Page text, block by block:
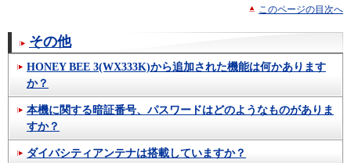
このページの目次へ
その他
HONEY BEE 3(WX333K)から追加された機能は何かあります
か？
本機に関する暗証番号、パスワードはどのようなものがありま
すか？
ダイバシティアンテナは搭載していますか？